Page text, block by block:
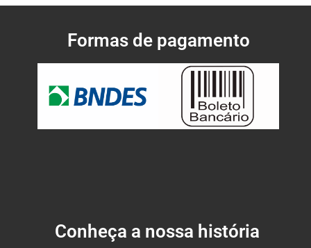
Formas de pagamento
Conheça a nossa história